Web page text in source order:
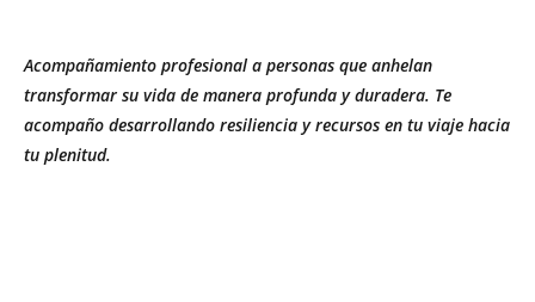
Acompañamiento profesional a personas que anhelan
transformar su vida de manera profunda y duradera. Te
acompaño desarrollando resiliencia y recursos en tu viaje hacia
tu plenitud.